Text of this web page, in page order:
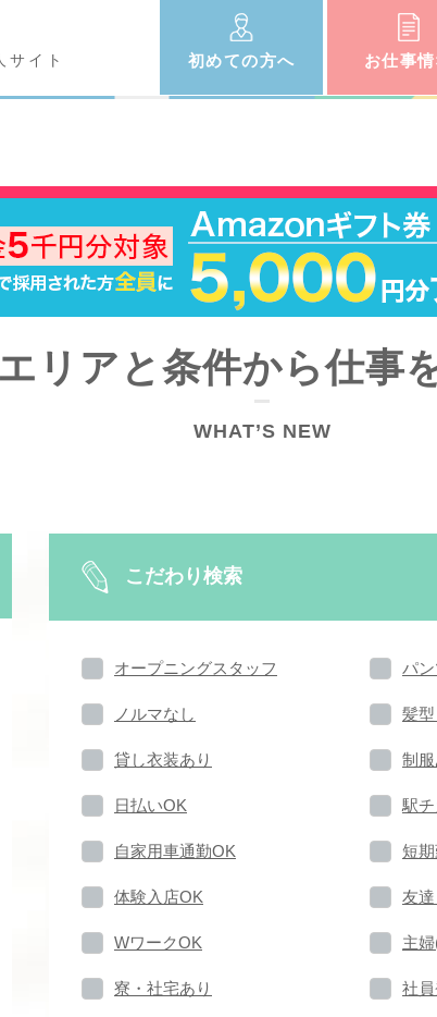
サイト 初めての方へ お仕事
エリアと条件から仕事
WHAT’S NEW
こだわり検索
オープニングスタッフ パ
ノルマなし 髪
貸し衣装あり 制服
日払いOK 駅チ
自家用車通勤OK 短
体験入店OK 友
WワークOK 主
寮・社宅あり 社